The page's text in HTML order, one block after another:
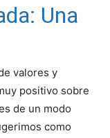
Una
valores y
positivo sobre
de un modo
como